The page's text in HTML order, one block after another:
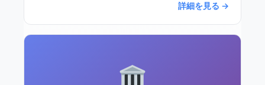
詳細を見る →